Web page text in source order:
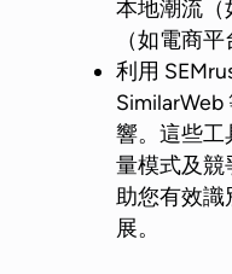
本地潮流（
（如電商
利用
響。這些工
量模式及競
助您有效識
展。